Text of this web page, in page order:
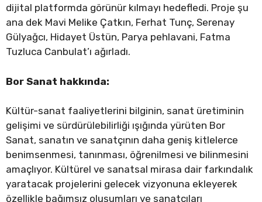
dijital platformda görünür kılmayı hedefledi. Proje şu
ana dek Mavi Melike Çatkın, Ferhat Tunç, Serenay
Gülyağcı, Hidayet Üstün, Parya pehlavani, Fatma
Tuzluca Canbulat’ı ağırladı.
Bor Sanat hakkında:
Kültür-sanat faaliyetlerini bilginin, sanat üretiminin
gelişimi ve sürdürülebilirliği ışığında yürüten Bor
Sanat, sanatın ve sanatçının daha geniş kitlelerce
benimsenmesi, tanınması, öğrenilmesi ve bilinmesini
amaçlıyor. Kültürel ve sanatsal mirasa dair farkındalık
yaratacak projelerini gelecek vizyonuna ekleyerek
özellikle bağımsız oluşumları ve sanatçıları